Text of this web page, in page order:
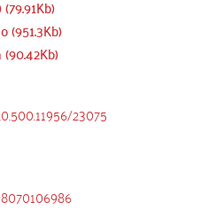
(951.3Kb)
23075